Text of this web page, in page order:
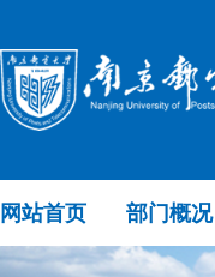
网站首页 部门概况